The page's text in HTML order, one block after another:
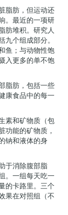
脂肪，但运动还
。最近的一项研
肪堆积。研究人
个组成部分。
鱼；与动物性饱
入更多的单不饱
脂肪，包括一些
康食品中的每一
素和矿物质（包
功能的矿物质，
钠和液体的身
于消除腹部脂
。一组每天吃一
的卡路里。三个
果在对照组（不